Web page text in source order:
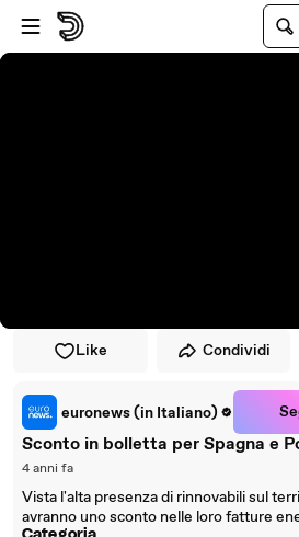
Vai al lettore
Passa al contenuto principale
Like Condividi
euronews (in Italiano)
Sconto in bolletta per Spagna e
4 anni fa
Vista l'alta presenza di rinnovabili sul
avranno uno sconto nelle loro fatture